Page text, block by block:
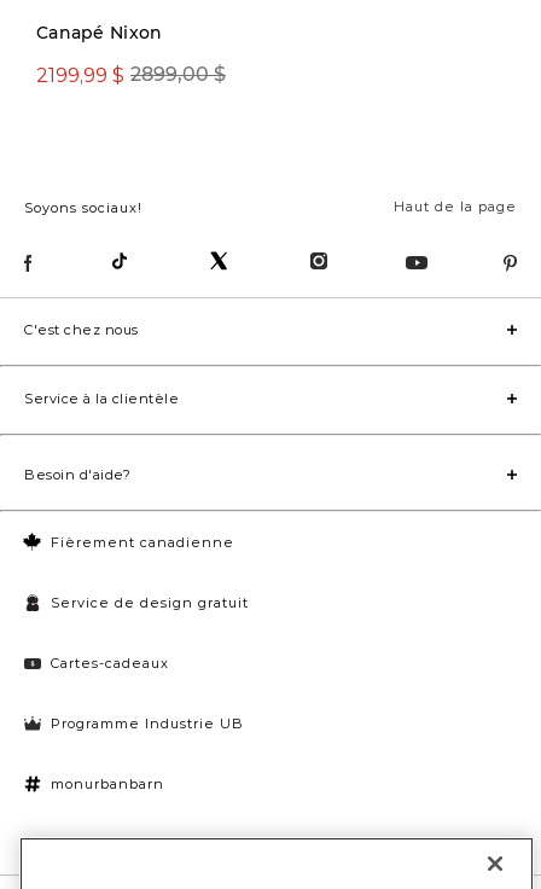
Canapé Nixon
2899,00 $
2199,99 $
Haut de la page
Soyons sociaux!
Fièrement canadienne
Service de design gratuit
Cartes-cadeaux
Programme Industrie UB
monurbanbarn
Paramètres des témoins
C'est chez nous
Service à la clientèle
Besoin d'aide?